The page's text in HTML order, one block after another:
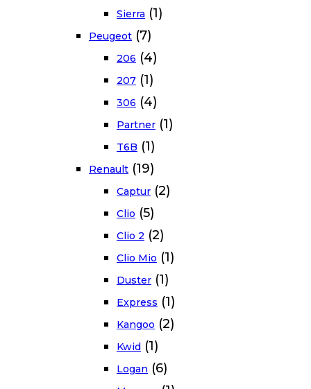
Sierra (1)
Peugeot (7)
206 (4)
207 (1)
306 (4)
Partner (1)
T6B (1)
Renault (19)
Captur (2)
Clio (5)
Clio 2 (2)
Clio Mio (1)
Duster (1)
Express (1)
Kangoo (2)
Kwid (1)
Logan (6)